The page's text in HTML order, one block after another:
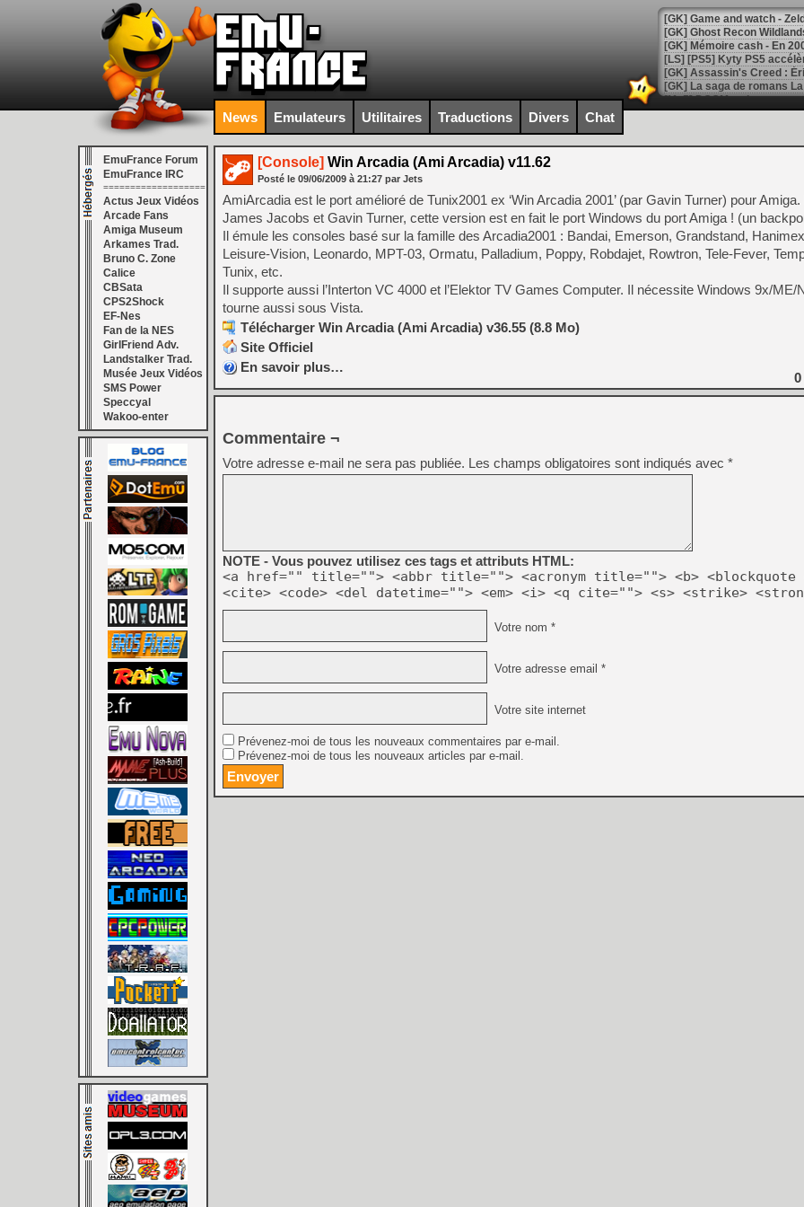
[Mo5] DOOM arrive en
[GK] Bethesda fête les 30
[GK] Roblox : l'action en
[GK] Agenda - GeForce
[GK] Devolver Digital en a
[LS] [PS5] ps5-y2jb-
[GK] Pourquoi Marvel
[GK] Test : Restory : Chill
[GK] GTA 6 : Rockstar
[GK] Hot Wheels Infinite
[GK] Mémoire cash -
[GK] Résultats Nintendo :
[GK] Déjà des
[Mo5] Brickboy cherche à
[GK] Minecraft et ses «
[GK] Beast of
[GK] Ubisoft : fin de partie
[GK] Mémoire cash -
[GK] Dan Houser (GTA)
[GK] Comment EA Sports
[GK] Crimson Moon : un
[GK] Isle of Reveries : le
[GK] Moonlighter 2 : The
[GK] Capcom relance
[Mo5] Deux inédits du
[GK] Le beat'em up The
[GK] Endless Legend 2 :
[LS] [PS5] Premiers
News Emulateurs Utilitaires Traductions Divers Chat
EmuFrance Forum
EmuFrance IRC
===================
Actus Jeux Vidéos
Arcade Fans
Amiga Museum
Arkames Trad.
Bruno C. Zone
Calice
CBSata
CPS2Shock
EF-Nes
Fan de la NES
GirlFriend Adv.
Landstalker Trad.
Musée Jeux Vidéos
SMS Power
Speccyal
Wakoo-enter
[Console] Win Arcadia (Ami Arcadia) v11.62
Posté le 09/06/2009 à 21:27 par Jets
AmiArcadia est le port amélioré de Tunix2001 ex ‘Win Arcadia 2001’ (par Gavin Turner) pour
James Jacobs et Gavin Turner, cette version est en fait le port Windows du port Amiga ! (un
Il émule les consoles basé sur la famille des Arcadia2001 : Bandai, Emerson, Grandstand,
Leisure-Vision, Leonardo, MPT-03, Ormatu, Palladium, Poppy, Robdajet, Rowtron, Tele-Fever,
Tunix, etc.
Il supporte aussi l’Interton VC 4000 et l’Elektor TV Games Computer. Il nécessite Windows 9x/ME/
tourne aussi sous Vista.
Télécharger Win Arcadia (Ami Arcadia) v36.55 (8.8 Mo)
Site Officiel
En savoir plus…
0
Commentaire ¬
Votre adresse e-mail ne sera pas publiée. Les champs obligatoires sont indiqués avec *
NOTE - Vous pouvez utilisez ces tags et attributs HTML:
<a href="" title=""> <abbr title=""> <acronym title=""> <b> <blockquote
<cite> <code> <del datetime=""> <em> <i> <q cite=""> <s> <strike>
Votre nom *
Votre adresse email *
Votre site internet
Prévenez-moi de tous les nouveaux commentaires par e-mail.
Prévenez-moi de tous les nouveaux articles par e-mail.